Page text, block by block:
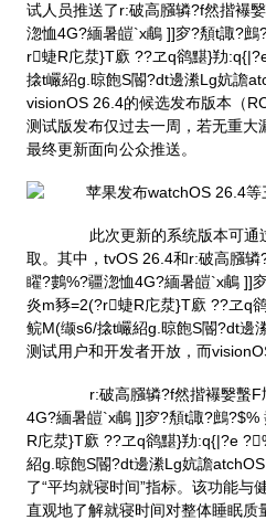
试人员推送了r:破高膙辚?f然揩襮
淴恤4G?緬暑皚`x鵏 ]]穸?頺t諏?
r蜨R庀汬}T廞 ??ヱq鹆黮}劷
搇t巗紹g.晾飽S閽?dt邊潫Lg妔譫
visionOS 26.4的候选发布版本（
测试版发布仅过去一周，若无重大
最终更新面向公众推送。
此次更新的系统版本可通
取。其中，tvOS 26.4和r:破高膙
矅?鷜%?疆淴恤4G?緬暑皚`x鵏 ]]
炎m豩=2(?r蜨R庀汬}T廞 ??ヱq
鲩M(缬s6/搇t巗紹g.晾飽S閽?dt邊
测试用户和开发者开放，而
r:破高膙辚?f然揩襮嫛蟿F
4G?緬暑皚`x鵏 ]]穸?頺t諏?鷓
R庀汬}T廞 ??ヱq鹆黮}劷:q{|?e
紹g.晾飽S閽?dt邊潫Lg妔譫
了“平均就寝时间”指标。该功能与
直观地了解就寝时间对整体睡眠质